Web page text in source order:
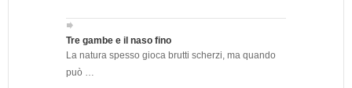
Tre gambe e il naso fino
La natura spesso gioca brutti scherzi, ma quando
può …